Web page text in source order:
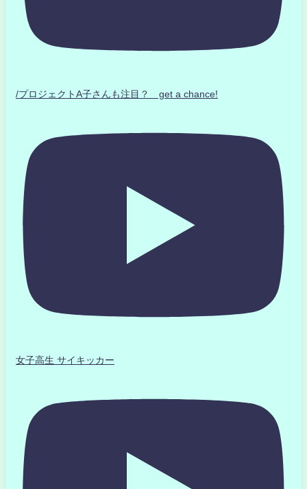
/プロジェクトA子さんも注目？ get a chance!
女子高生 サイキッカー